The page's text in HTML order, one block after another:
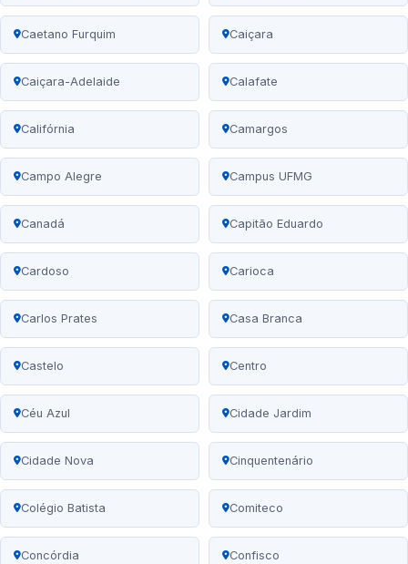
Caetano Furquim Caiçara
Caiçara-Adelaide Calafate
Califórnia Camargos
Campo Alegre Campus UFMG
Canadá Capitão Eduardo
Cardoso Carioca
Carlos Prates Casa Branca
Castelo Centro
Céu Azul Cidade Jardim
Cidade Nova Cinquentenário
Colégio Batista Comiteco
Concórdia Confisco